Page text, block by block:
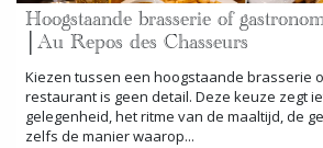
Hoogstaande brasserie of
│Au Repos des Chasseurs
Kiezen tussen een hoogstaande brasserie
restaurant is geen detail. Deze keuze zegt
gelegenheid, het ritme van de maaltijd, de
zelfs de manier waarop...